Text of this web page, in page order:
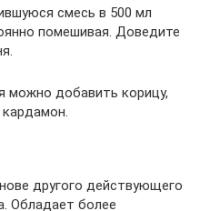
смесь в 500 мл
помешивая. Доведите
можно добавить корицу,
другого действующего
Обладает более